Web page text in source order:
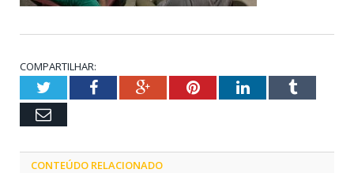
COMPARTILHAR:
TwitterFacebookGoogle+PinterestLinkedInTumblr
Email
CONTEÚDO RELACIONADO